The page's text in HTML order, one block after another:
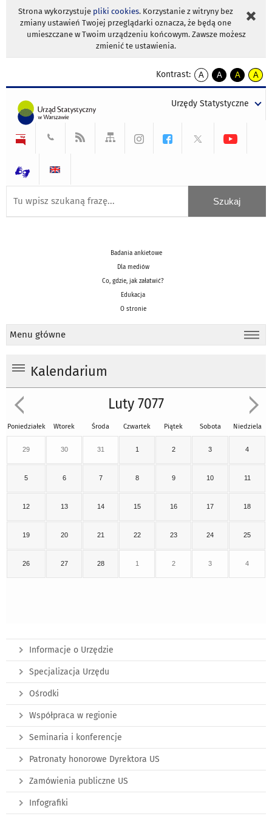
Strona wykorzystuje pliki cookies. Korzystanie z witryny bez
zmiany ustawień Twojej przeglądarki oznacza, że będą one
umieszczane w Twoim urządzeniu końcowym. Zawsze możesz
zmienić te ustawienia.
Kontrast:
A
kontrast
A
kontrast
tekst
czarnym
A
kontrast
tekst
czarnym
A
tekst
żółtym
Urzędy Statystyczne
Badania ankietowe
Dla mediów
Co, gdzie, jak załatwić?
Edukacja
O stronie
Menu główne
Kalendarium
Luty 7077
Poniedziałek Wtorek Środa Czwartek Piątek Sobota Niedziela
29 30 31 1 2 3 4
5 6 7 8 9 10 11
12 13 14 15 16 17 18
19 20 21 22 23 24 25
26 27 28 1 2 3 4
Informacje o Urzędzie
Specjalizacja Urzędu
Ośrodki
Współpraca w regionie
Seminaria i konferencje
Patronaty honorowe Dyrektora US
Zamówienia publiczne US
Infografiki